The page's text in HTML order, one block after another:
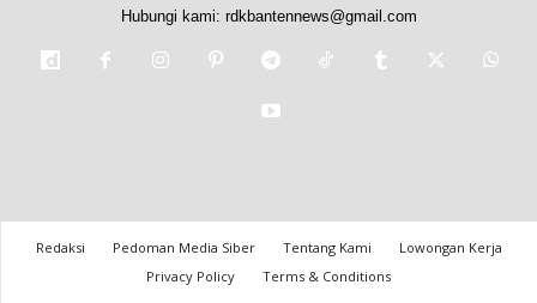
Hubungi kami: rdkbantennews@gmail.com
Redaksi Pedoman Media Siber Tentang Kami
Lowongan Kerja
Privacy Policy
Terms & Conditions